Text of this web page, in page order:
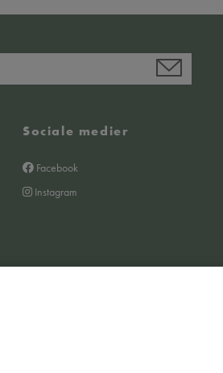
Sociale medier
Facebook
Instagram